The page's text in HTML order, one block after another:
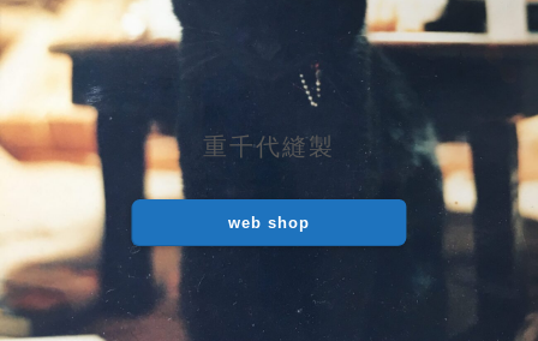
重千代縫製
web shop